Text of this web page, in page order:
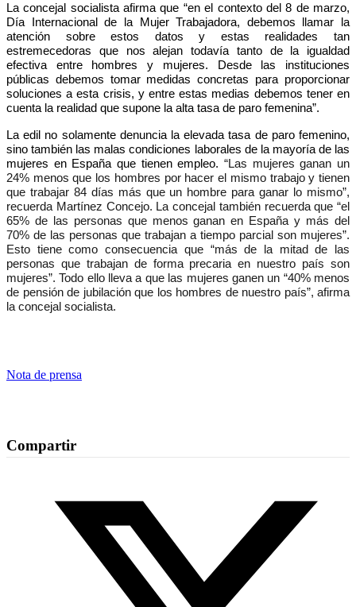
La concejal socialista afirma que “en el contexto del 8 de marzo,
Día Internacional de la Mujer Trabajadora, debemos llamar la
atención sobre estos datos y estas realidades tan
estremecedoras que nos alejan todavía tanto de la igualdad
efectiva entre hombres y mujeres. Desde las instituciones
públicas debemos tomar medidas concretas para proporcionar
soluciones a esta crisis, y entre estas medias debemos tener en
cuenta la realidad que supone la alta tasa de paro femenina”.
La edil no solamente denuncia la elevada tasa de paro femenino,
sino también las malas condiciones laborales de la mayoría de las
mujeres en España que tienen empleo. “Las mujeres ganan un
24% menos que los hombres por hacer el mismo trabajo y tienen
que trabajar 84 días más que un hombre para ganar lo mismo”,
recuerda Martínez Concejo. La concejal también recuerda que “el
65% de las personas que menos ganan en España y más del
70% de las personas que trabajan a tiempo parcial son mujeres”.
Esto tiene como consecuencia que “más de la mitad de las
personas que trabajan de forma precaria en nuestro país son
mujeres”. Todo ello lleva a que las mujeres ganen un “40% menos
de pensión de jubilación que los hombres de nuestro país”, afirma
la concejal socialista.
Nota de prensa
Compartir